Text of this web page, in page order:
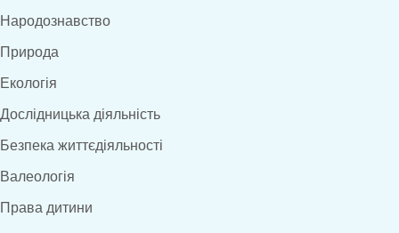
Народознавство
Природа
Екологія
Дослідницька діяльність
Безпека життєдіяльності
Валеологія
Права дитини